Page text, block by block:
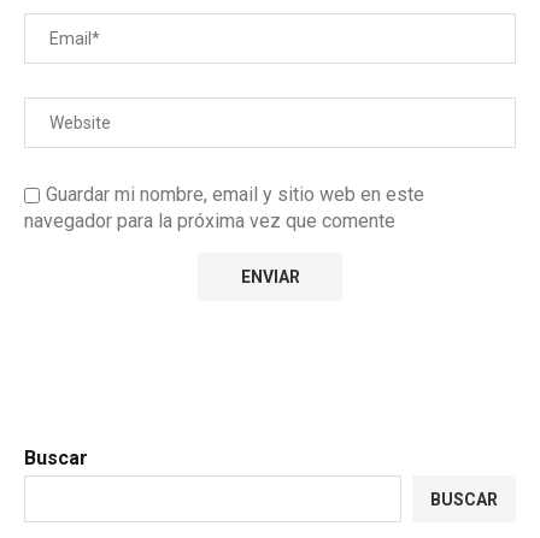
Guardar mi nombre, email y sitio web en este
navegador para la próxima vez que comente
Buscar
BUSCAR